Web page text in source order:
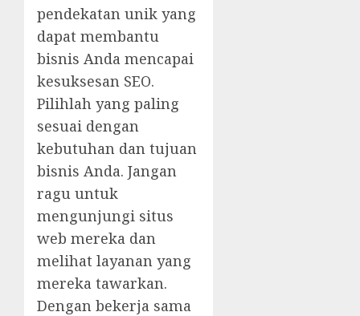
pendekatan unik yang
dapat membantu
bisnis Anda mencapai
kesuksesan SEO.
Pilihlah yang paling
sesuai dengan
kebutuhan dan tujuan
bisnis Anda. Jangan
ragu untuk
mengunjungi situs
web mereka dan
melihat layanan yang
mereka tawarkan.
Dengan bekerja sama